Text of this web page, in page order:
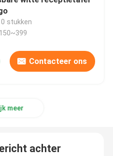
de bureauhoogte
stukken
Contacteer ons
meer
achter